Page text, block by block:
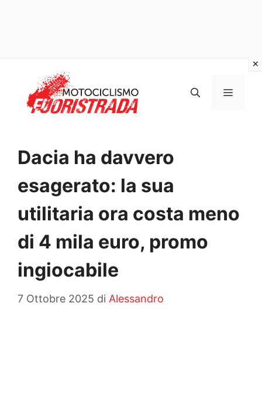
contenuto
MENU
Dacia ha davvero
esagerato: la sua
utilitaria ora costa meno
di 4 mila euro, promo
ingiocabile
7 Ottobre 2025 di Alessandro